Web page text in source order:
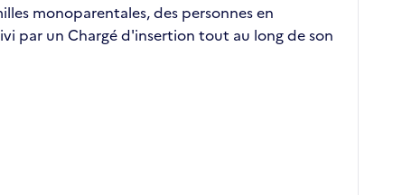
monoparentales, des personnes en
par un Chargé d'insertion tout au long de son